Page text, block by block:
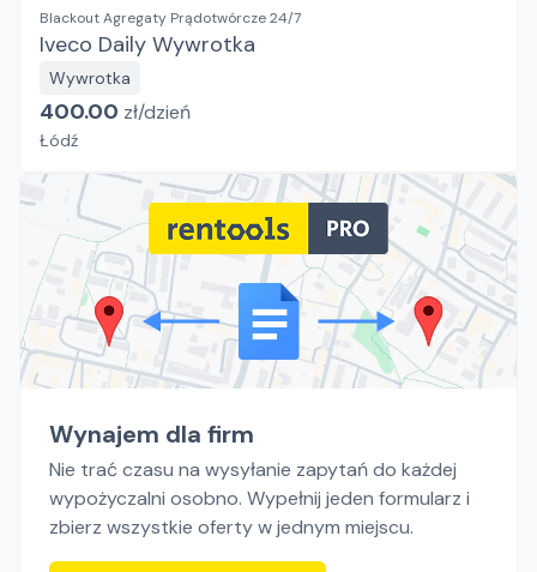
Blackout Agregaty Prądotwórcze 24/7
Iveco Daily Wywrotka
Wywrotka
400.00 zł/dzień
Łódź
Wynajem dla firm
Nie trać czasu na wysyłanie zapytań do każdej
wypożyczalni osobno. Wypełnij jeden formularz i
zbierz wszystkie oferty w jednym miejscu.